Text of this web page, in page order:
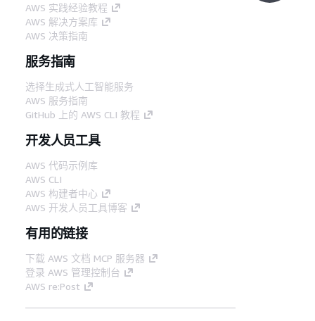
AWS 实践经验教程
AWS 解决方案库
AWS 决策指南
服务指南
选择生成式人工智能服务
AWS 服务指南
GitHub 上的 AWS CLI 教程
开发人员工具
AWS 代码示例库
AWS CLI
AWS 构建者中心
AWS 开发人员工具博客
有用的链接
下载 AWS 文档 MCP 服务器
登录 AWS 管理控制台
AWS re:Post